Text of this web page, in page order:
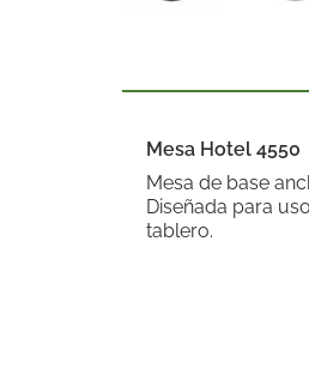
Mesa Hotel 4550
Mesa de base
Diseñada para
tablero.